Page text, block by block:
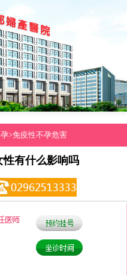
>免疫性不孕危害
有什么影响吗